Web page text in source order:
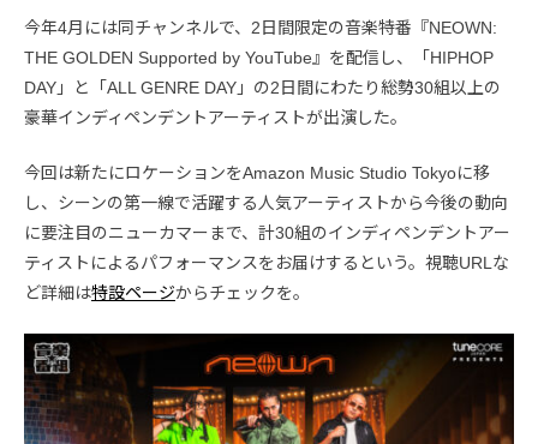
今年4月には同チャンネルで、2日間限定の音楽特番『NEOWN:
THE GOLDEN Supported by YouTube』を配信し、「HIPHOP
DAY」と「ALL GENRE DAY」の2日間にわたり総勢30組以上の
豪華インディペンデントアーティストが出演した。
今回は新たにロケーションをAmazon Music Studio Tokyoに移
し、シーンの第一線で活躍する人気アーティストから今後の動向
に要注目のニューカマーまで、計30組のインディペンデントアー
ティストによるパフォーマンスをお届けするという。視聴URLな
ど詳細は特設ページからチェックを。